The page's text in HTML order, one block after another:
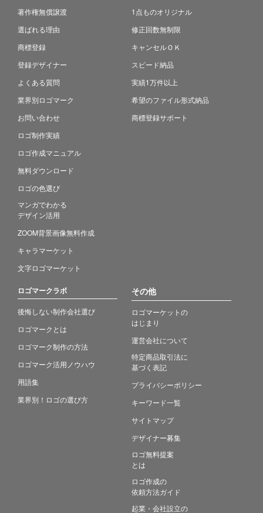
著作権無償譲渡
選ばれる理由
商標登録
登録デザイナー
よくある質問
業界別ロゴマーク
お問い合わせ
ロゴ制作実績
ロゴ作成マニュアル
無料ダウンロード
ロゴの色選び
マンガでわかる
デザイン活用
ZOOM背景画像無料作成
キャラマーケット
文字ロゴマーケット
1点ものオリジナル
修正回数無制限
キャンセルＯＫ
スピード納品
実績1万件以上
希望のファイル形式納品
商標登録サポート
ロゴマークラボ
後悔しない制作会社選び
ロゴマークとは
ロゴマーク制作の方法
ロゴマーク活用ノウハウ
用語集
業界別！ロゴの選び方
その他
ロゴマーケットの
はじまり
運営会社について
特定商品取引法に
基づく表記
プライバシーポリシー
キーワード一覧
サイトマップ
デザイナー募集
ロゴ無料提案
とは
ロゴ作成の
依頼方法ガイド
起業・会社設立の